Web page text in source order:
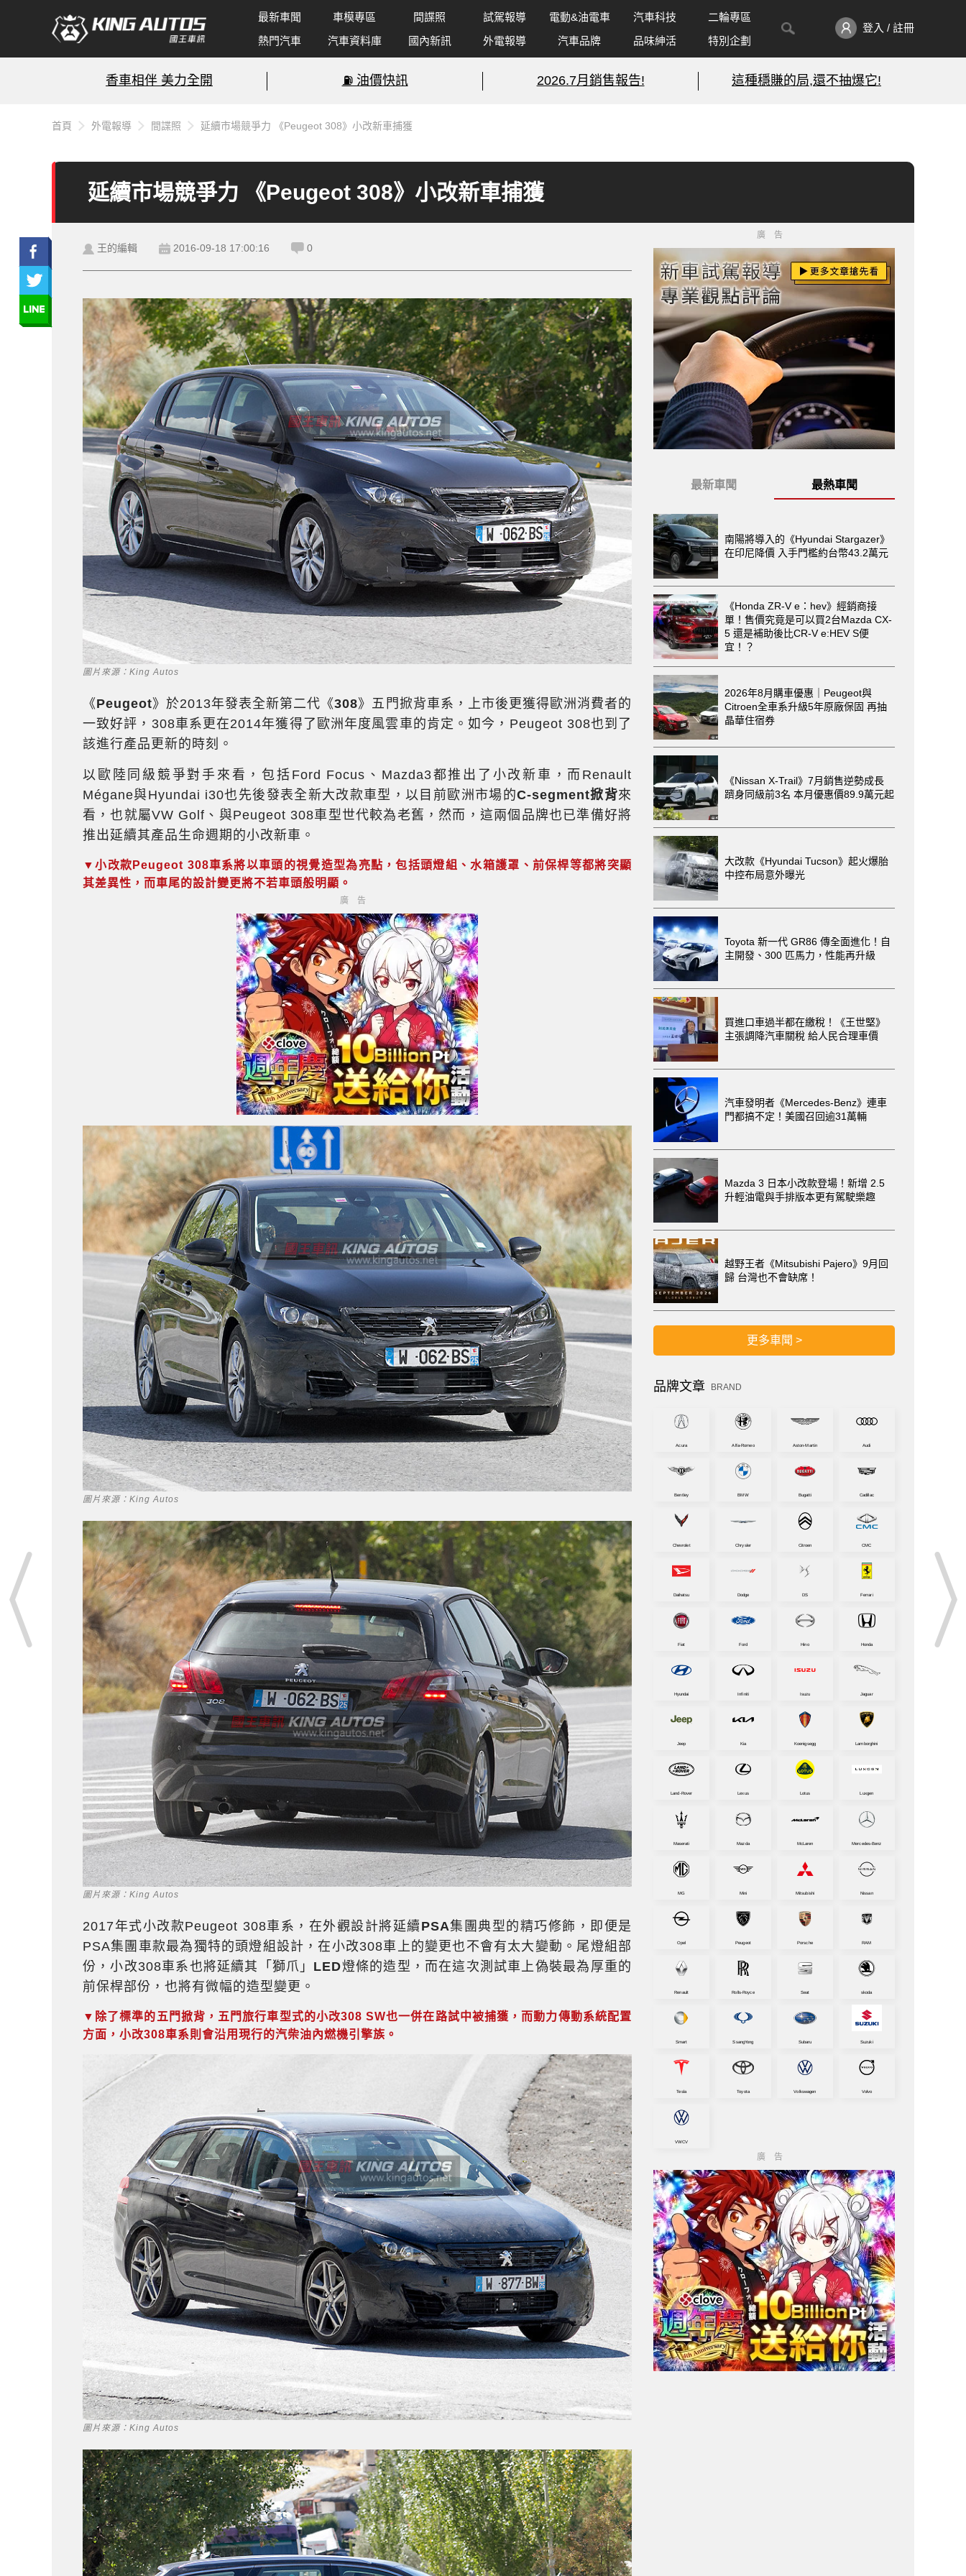
最新車聞 車模專區 間諜照 試駕報導 電動&油電車 汽車科技
二輪專區
熱門汽車
汽車資料庫 國內新訊 外電報導 汽車品牌 品味紳活 特別企劃
登入 / 註冊
香車相伴 美力全開 ⛽️ 油價快訊 2026.7月銷售報告! 這種穩賺的局,還不抽爆它!
首頁 外電報導 間諜照 延續市場競爭力 《Peugeot 308》小改新車捕獲
延續市場競爭力 《Peugeot 308》小改新車捕獲
王的編輯 2016-09-18 17:00:16 0
圖片來源：King Autos
《Peugeot》於2013年發表全新第二代《308》五門掀背車系，上市後更獲得歐洲消費者的
一致好評，308車系更在2014年獲得了歐洲年度風雲車的肯定。如今，Peugeot 308也到了
該進行產品更新的時刻。
以歐陸同級競爭對手來看，包括Ford Focus、Mazda3都推出了小改新車，而Renault
Mégane與Hyundai i30也先後發表全新大改款車型，以目前歐洲市場的C-segment掀背來
看，也就屬VW Golf、與Peugeot 308車型世代較為老舊，然而，這兩個品牌也已準備好將
推出延續其產品生命週期的小改新車。
▼小改款Peugeot 308車系將以車頭的視覺造型為亮點，包括頭燈組、水箱護罩、前保桿等都將突顯
其差異性，而車尾的設計變更將不若車頭般明顯。
廣告
圖片來源：King Autos
圖片來源：King Autos
2017年式小改款Peugeot 308車系，在外觀設計將延續 PSA集團典型的精巧修飾，即便是
PSA集團車款最為獨特的頭燈組設計，在小改308車上的變更也不會有太大變動。尾燈組部
份，小改308車系也將延續其「獅爪」 LED燈條的造型，而在這次測試車上偽裝最為厚重的
前保桿部份，也將有微幅的造型變更。
▼除了標準的五門掀背，五門旅行車型式的小改308 SW也一併在路試中被捕獲，而動力傳動系統配置
方面，小改308車系則會沿用現行的汽柴油內燃機引擎族。
圖片來源：King Autos
廣告
最新車聞 最熱車聞
南陽將導入的《Hyundai Stargazer》
在印尼降價 入手門檻約台幣43.2萬元
《Honda ZR-V e：hev》經銷商接
單！售價究竟是可以買2台Mazda CX-
5 還是補助後比CR-V e:HEV S便
宜！？
2026年8月購車優惠｜Peugeot與
Citroen全車系升級5年原廠保固 再抽
晶華住宿券
《Nissan X-Trail》7月銷售逆勢成長
躋身同級前3名 本月優惠價89.9萬元起
大改款《Hyundai Tucson》起火爆胎
中控布局意外曝光
Toyota 新一代 GR86 傳全面進化！自
主開發、300 匹馬力，性能再升級
買進口車過半都在繳稅！《王世堅》
主張調降汽車關稅 給人民合理車價
汽車發明者《Mercedes-Benz》連車
門都搞不定！美國召回逾31萬輛
Mazda 3 日本小改款登場！新增 2.5
升輕油電與手排版本更有駕駛樂趣
越野王者《Mitsubishi Pajero》9月回
歸 台灣也不會缺席！
更多車聞 >
品牌文章 BRAND
Acura Alfa-Romeo Aston-Martin Audi
Bentley BMW Bugatti Cadillac
Chevrolet Chrysler Citroen CMC
Daihatsu Dodge DS Ferrari
Fiat Ford Hino Honda
Hyundai Infiniti Isuzu Jaguar
Jeep Kia Koenigsegg Lamborghini
Land-Rover Lexus Lotus Luxgen
Maserati Mazda McLaren Mercedes-Benz
MG Mini Mitsubishi Nissan
Opel Peugeot Porsche RAM
Renault Rolls-Royce Seat skoda
Smart SsangYong Subaru Suzuki
Tesla Toyota Volkswagen Volvo
VWCV
廣告